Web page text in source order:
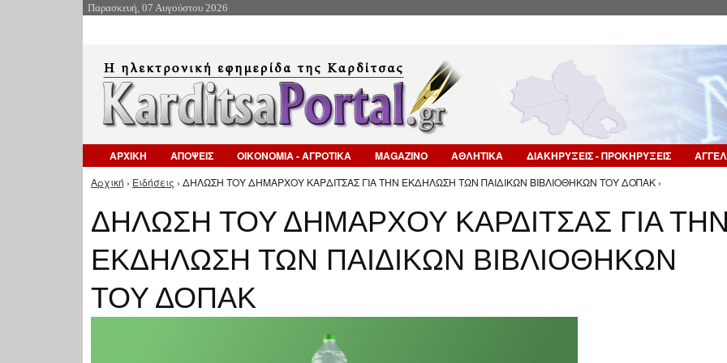
Παρασκευή, 07 Αυγούστου 2026
ΑΡΧΙΚΗ ΑΠΟΨΕΙΣ ΟΙΚΟΝΟΜΙΑ - ΑΓΡΟΤΙΚΑ MAGAZINO ΑΘΛΗΤΙΚΑ ΔΙΑΚΗΡΥΞΕΙΣ - ΠΡΟΚΗΡΥΞΕΙΣ
Είστε εδώ
Αρχική › Ειδήσεις › ΔΗΛΩΣΗ ΤΟΥ ΔΗΜΑΡΧΟΥ ΚΑΡΔΙΤΣΑΣ ΓΙΑ ΤΗΝ ΕΚΔΗΛΩΣΗ ΤΩΝ ΠΑΙΔΙΚΩΝ ΒΙΒΛΙΟΘΗΚΩΝ ΤΟΥ ΔΟΠΑΚ ›
ΔΗΛΩΣΗ ΤΟΥ ΔΗΜΑΡΧΟΥ ΚΑΡΔΙΤΣΑΣ ΓΙΑ ΤΗΝ
ΕΚΔΗΛΩΣΗ ΤΩΝ ΠΑΙΔΙΚΩΝ ΒΙΒΛΙΟΘΗΚΩΝ
ΤΟΥ ΔΟΠΑΚ